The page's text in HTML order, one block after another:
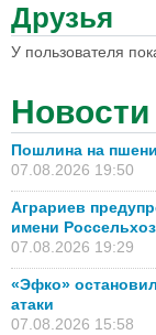
Друзья
У пользователя
Новости
Пошлина на
07.08.2026 19:50
Аграриев
имени
07.08.2026 19:29
«Эфко»
атаки
07.08.2026 15:58